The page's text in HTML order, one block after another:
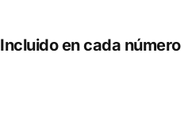
Incluido en cada número